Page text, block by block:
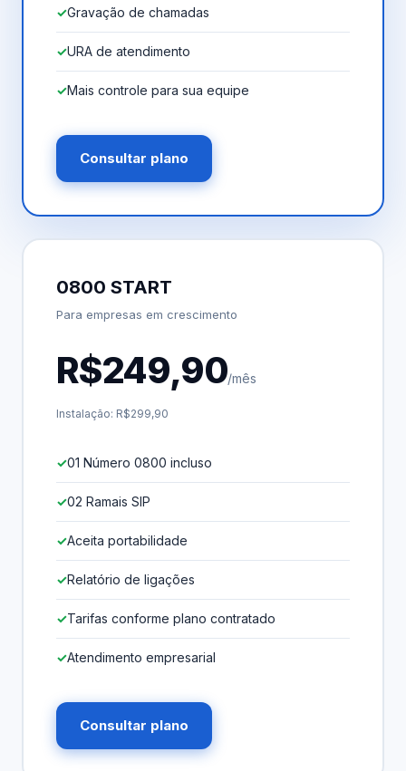
Gravação de chamadas
URA de atendimento
Mais controle para sua equipe
Consultar plano
0800 START
Para empresas em crescimento
R$249,90/mês
Instalação: R$299,90
01 Número 0800 incluso
02 Ramais SIP
Aceita portabilidade
Relatório de ligações
Tarifas conforme plano contratado
Atendimento empresarial
Consultar plano